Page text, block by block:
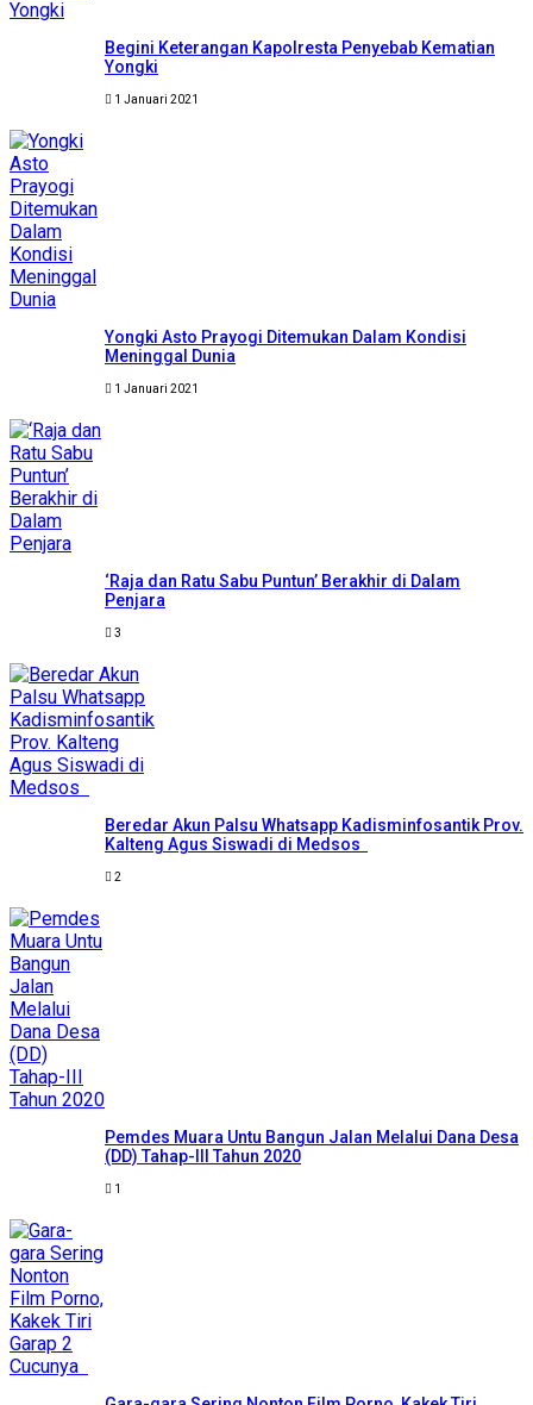
Begini Keterangan Kapolresta Penyebab Kematian
Yongki
1 Januari 2021
Yongki Asto Prayogi Ditemukan Dalam Kondisi
Meninggal Dunia
1 Januari 2021
‘Raja dan Ratu Sabu Puntun’ Berakhir di Dalam
Penjara
3
Beredar Akun Palsu Whatsapp Kadisminfosantik Prov.
Kalteng Agus Siswadi di Medsos
2
Pemdes Muara Untu Bangun Jalan Melalui Dana Desa
(DD) Tahap-III Tahun 2020
1